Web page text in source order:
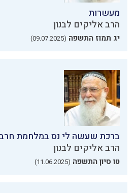
מעשרות
הרב אליקים לבנון
יג תמוז התשפה (09.07.2025)
ברכת שעשה לי נס במלחמת
הרב אליקים לבנון
טו סיון התשפה (11.06.2025)